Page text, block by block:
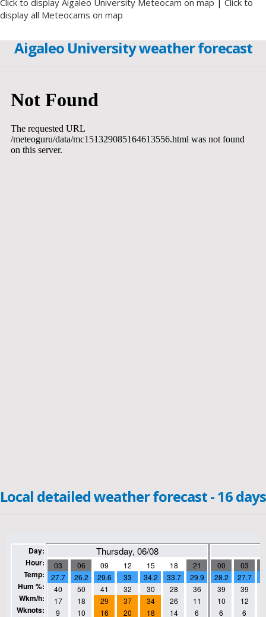
display all Meteocams on map
Aigaleo University weather forecast
Local detailed weather forecast - 16 days